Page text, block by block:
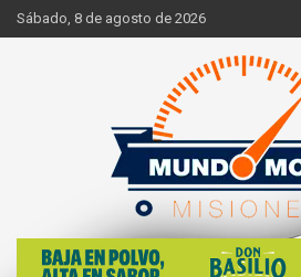
Skip
to
Sábado, 8 de agosto de 2026
Mundo Motor
Si hay ruido de motores ahí estaremos